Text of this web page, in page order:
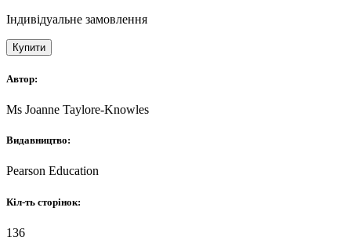
Індивідуальне замовлення
Купити
Автор:
Ms Joanne Taylore-Knowles
Видавництво:
Pearson Education
Кіл-ть сторінок:
136